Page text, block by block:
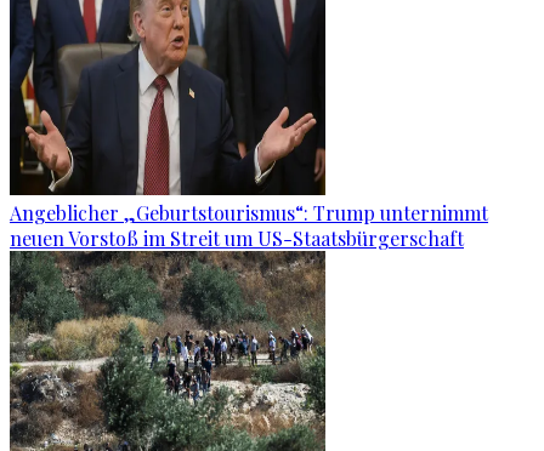
Angeblicher „Geburtstourismus“: Trump unternimmt
neuen Vorstoß im Streit um US-Staatsbürgerschaft